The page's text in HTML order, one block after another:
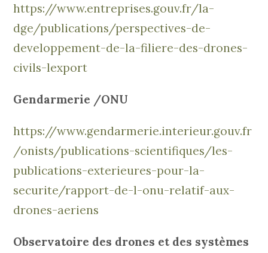
https://www.entreprises.gouv.fr/la-
dge/publications/perspectives-de-
developpement-de-la-filiere-des-drones-
civils-lexport
Gendarmerie /ONU
https://www.gendarmerie.interieur.gouv.fr
/onists/publications-scientifiques/les-
publications-exterieures-pour-la-
securite/rapport-de-l-onu-relatif-aux-
drones-aeriens
Observatoire des drones et des systèmes